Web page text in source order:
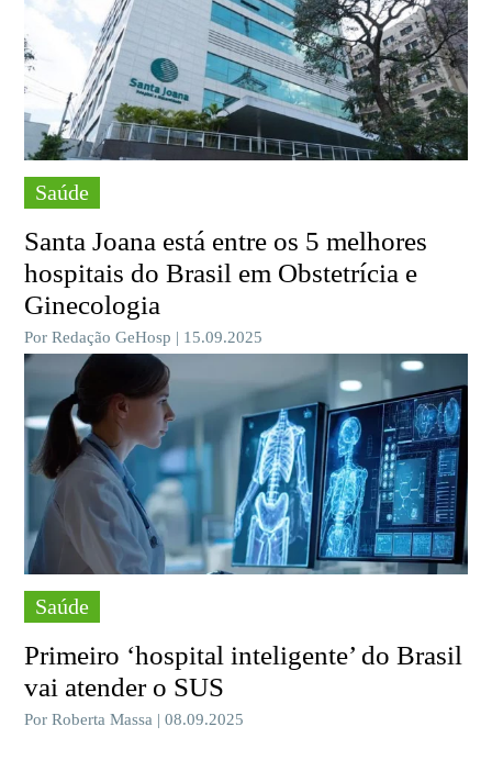
Saúde
Santa Joana está entre os 5 melhores
hospitais do Brasil em Obstetrícia e
Ginecologia
Por Redação GeHosp | 15.09.2025
Saúde
Primeiro ‘hospital inteligente’ do Brasil
vai atender o SUS
Por Roberta Massa | 08.09.2025